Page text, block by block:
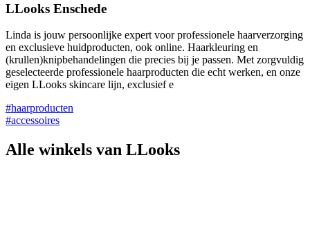
LLooks Enschede
Linda is jouw persoonlijke expert voor professionele haarverzorging
en exclusieve huidproducten, ook online. Haarkleuring en
(krullen)knipbehandelingen die precies bij je passen. Met zorgvuldig
geselecteerde professionele haarproducten die echt werken, en onze
eigen LLooks skincare lijn, exclusief e
#haarproducten
#accessoires
Alle winkels van LLooks